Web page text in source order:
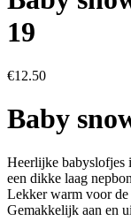
19
€12.50
Baby
Heerlijke babyslofjes
een dikke laag
Lekker warm voor de
Gemakkelijk aan en